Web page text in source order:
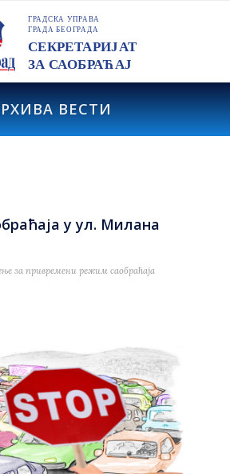
ВЕСТИ
у ул. Милана
за привремени режим саобраћаја